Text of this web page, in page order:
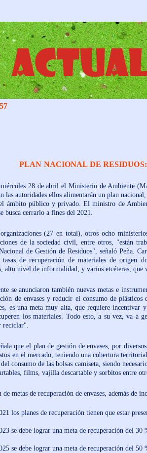
PLAN NACIONAL DE
28 de abril el Ministerio de Ambiente
las autoridades ellos alimentarán un plan
ámbito público y privado. El ministro de
busca cerrarlo a fines del 2021.
(27 en total), otros ocho ministerios,
de la sociedad civil, entre otros, "están
de Gestión de Residuos", señaló Peña.
de recuperación de materiales de origen
alto nivel de informalidad, y varios etcéteras,
también nuevas metas e
de envases y reducir el consumo de
es una meta muy alta, que requiere incentivar
los materiales. Todo esto, a su vez, va a
reciclar".
plan de gestión de envases, por diversos
en el mercado, teniendo una cobertura
consumo de las bolsas camiseta, siendo
films, vajilla descartable y sorbitos entre
de recuperación de envases, además de
los planes de recuperación tienen que estar
se debe lograr una meta de recuperación del 30
se debe lograr una meta de recuperación del 50